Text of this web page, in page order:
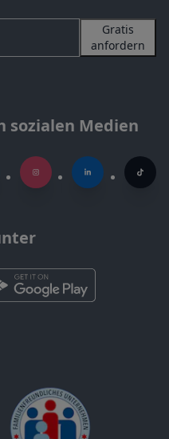
Gratis
anfordern
sozialen Medien